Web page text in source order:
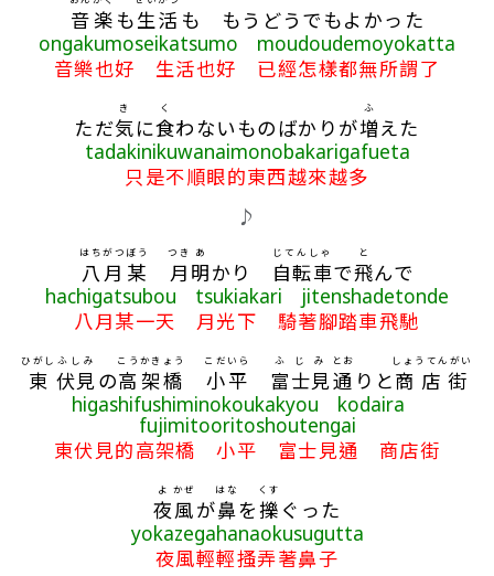
音楽 も生活 も もうどうでもよかった
ongakumoseikatsumo moudoudemoyokatta
音樂也好 生活也好 已經怎樣都無所謂了
ただ気
き
に食
く
わないものばかりが増
ふ
えた
tadakinikuwanaimonobakarigafueta
只是不順眼的東西越來越多
♪
八
はち
月
がつ
某
ぼう
月
つき
明
あ
かり 自転車
じてんしゃ
で飛
と
んで
hachigatsubou tsukiakari jitenshadetonde
八月某一天 月光下 騎著腳踏車飛馳
東
ひがし
伏見
ふしみ
の高架橋
こうかきょう
小平
こだいら
富士見
ふじみ
通
とお
りと商店街
しょうてんがい
higashifushiminokoukakyou kodaira
fujimitooritoshoutengai
東伏見的高架橋 小平 富士見通 商店街
夜
よ
風
かぜ
が鼻
はな
を擽
くす
ぐった
yokazegahanaokusugutta
夜風輕輕搔弄著鼻子